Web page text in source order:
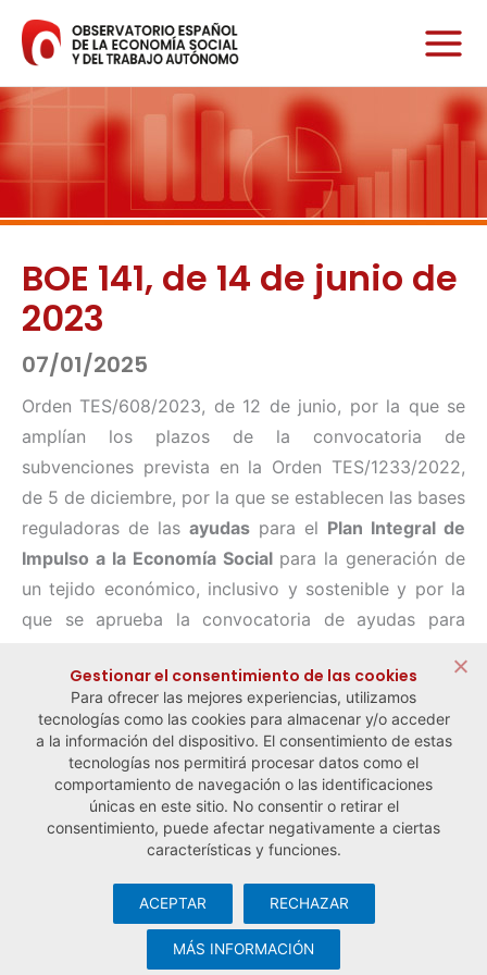
contenido
BOE 141, de 14 de junio de
2023
07/01/2025
Orden TES/608/2023, de 12 de junio, por la que se
amplían los plazos de la convocatoria de
subvenciones prevista en la Orden TES/1233/2022,
de 5 de diciembre, por la que se establecen las bases
reguladoras de lasayudas para el Plan Integral de
Impulso a la Economía Socialpara la generación de
un tejido económico, inclusivo y sostenible y por la
que se aprueba la convocatoria de ayudas para
en el marco del Plan de Recuperación,
Transformación y Resiliencia.
← Noticia anterior Noticia siguiente →
© Observatorio Español de la Economía Social y del Trabajo
Aviso legal y política de privacidad
cookies· Desarrollo web:Visualco
Gestionar el consentimiento de las cookies
Para ofrecer las mejores experiencias, utilizamos
tecnologías como las cookies para almacenar y/o acceder
a la información del dispositivo. El consentimiento de estas
tecnologías nos permitirá procesar datos como el
comportamiento de navegación o las identificaciones
únicas en este sitio. No consentir o retirar el
consentimiento, puede afectar negativamente a ciertas
características y funciones.
ACEPTAR RECHAZAR
MÁS INFORMACIÓN